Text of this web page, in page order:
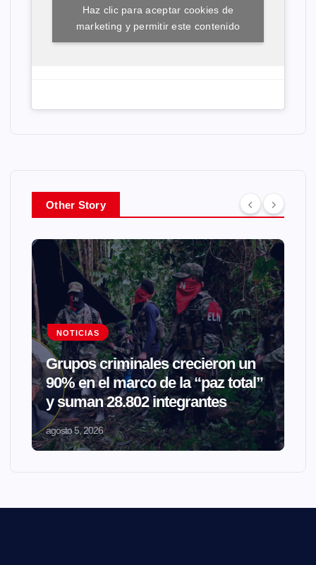
Haz clic para aceptar cookies de
marketing y permitir este contenido
Other Story
NOTICIAS
Grupos criminales crecieron un
90% en el marco de la “paz total”
y suman 28.802 integrantes
agosto 5, 2026